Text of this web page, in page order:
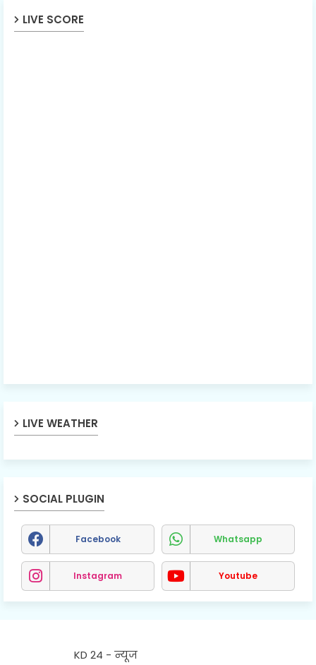
LIVE SCORE
LIVE WEATHER
SOCIAL PLUGIN
Facebook Whatsapp
Instagram Youtube
KD 24 - न्यूज